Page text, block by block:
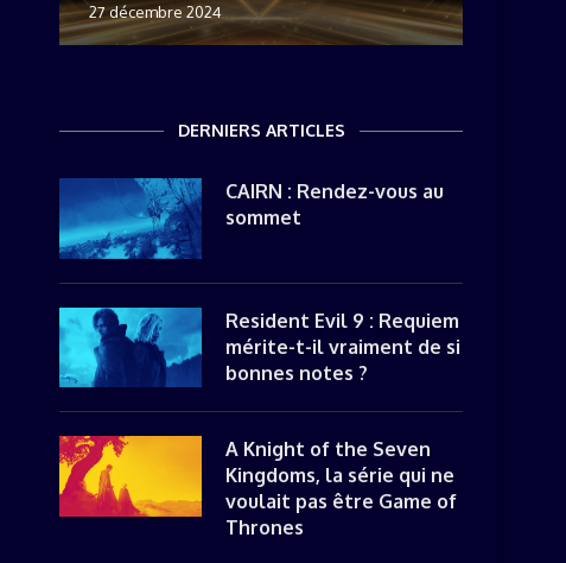
27 décembre 2024
DERNIERS ARTICLES
CAIRN : Rendez-vous au
sommet
Resident Evil 9 : Requiem
mérite-t-il vraiment de si
bonnes notes ?
A Knight of the Seven
Kingdoms, la série qui ne
voulait pas être Game of
Thrones